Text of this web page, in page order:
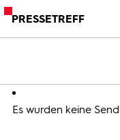
PRESSETREFF
Es wurden keine